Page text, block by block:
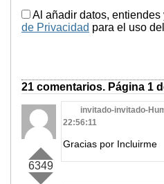
Al añadir datos, entiendes
de Privacidad para el uso
21 comentarios. Página 1
6349
invitado-invitado-
22:56:11
Gracias por Incluirme